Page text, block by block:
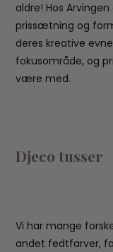
aldre! Hos
prissætning og
deres kreative
fokusområde, og
være med.
Djeco tusser
Vi har mange
andet fedtfarver,